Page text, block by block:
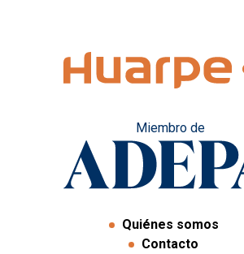
Miembro de
Quiénes somos
Contacto